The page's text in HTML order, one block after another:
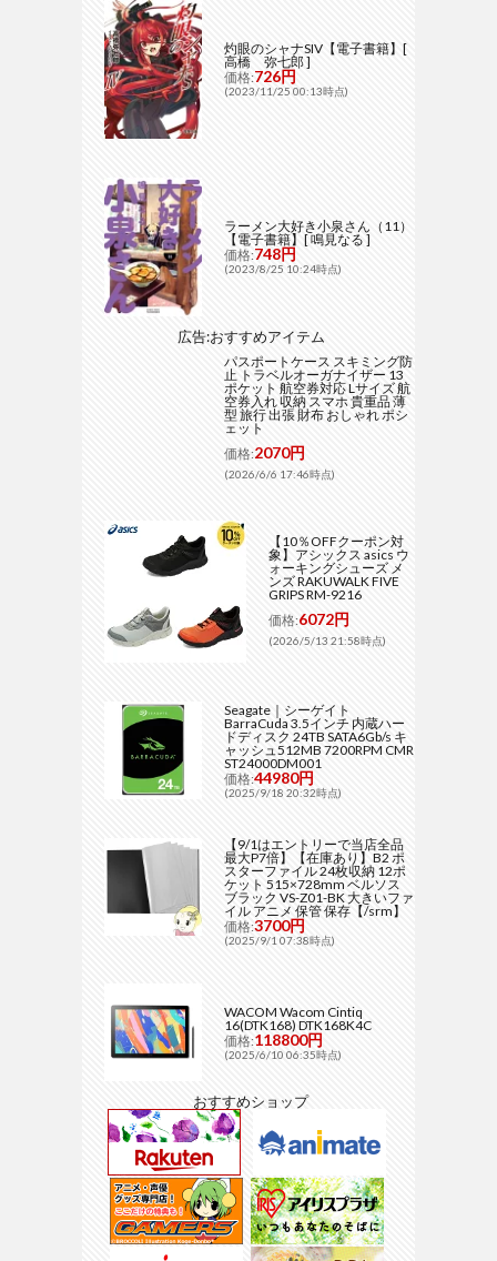
灼眼のシャナSIV【電子書籍】[
高橋 弥七郎 ]
価格:726円
(2023/11/25 00:13時点)
ラーメン大好き小泉さん（11）
【電子書籍】[ 鳴見なる ]
価格:748円
(2023/8/25 10:24時点)
広告:おすすめアイテム
パスポートケース スキミング防
止 トラベルオーガナイザー 13
ポケット 航空券対応 Lサイズ 航
空券入れ 収納 スマホ 貴重品 薄
型 旅行 出張 財布 おしゃれ ポシ
ェット
価格:2070円
(2026/6/6 17:46時点)
【10％OFFクーポン対
象】アシックス asics ウ
ォーキングシューズ メ
ンズ RAKUWALK FIVE
GRIPS RM-9216
価格:6072円
(2026/5/13 21:58時点)
Seagate｜シーゲイト
BarraCuda 3.5インチ 内蔵ハー
ドディスク 24TB SATA6Gb/s キ
ャッシュ512MB 7200RPM CMR
ST24000DM001
価格:44980円
(2025/9/18 20:32時点)
【9/1はエントリーで当店全品
最大P7倍】【在庫あり】B2 ポ
スターファイル 24枚収納 12ポ
ケット 515×728mm ベルソス
ブラック VS-Z01-BK 大きいファ
イル アニメ 保管 保存【/srm】
価格:3700円
(2025/9/1 07:38時点)
WACOM Wacom Cintiq
16(DTK168) DTK168K4C
価格:118800円
(2025/6/10 06:35時点)
おすすめショップ